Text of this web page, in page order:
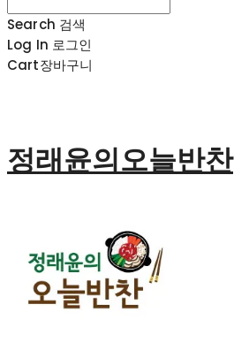
Search 검색
Log In 로그인
Cart장바구니
정래윤의오늘반찬